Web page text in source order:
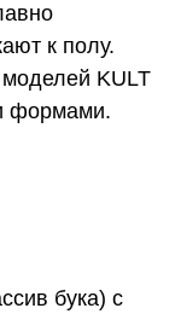
к полу.
KULT
формами.
бука) с